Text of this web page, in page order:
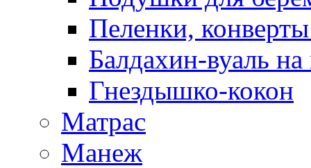
Пеленки,
Балдахин-вуаль на
Гнездышко-кокон
Матрас
Манеж